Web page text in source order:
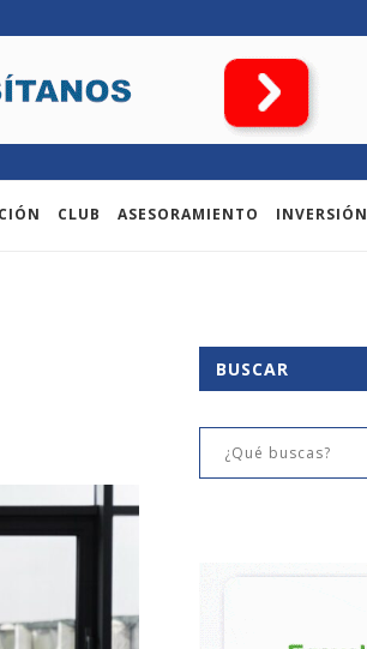
CLUB ASESORAMIENTO INVERSIÓN
BUSCAR